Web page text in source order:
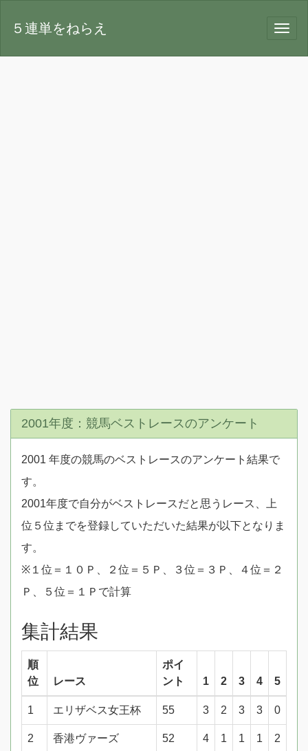
５連単をねらえ
2001年度：競馬ベストレースのアンケート
2001 年度の競馬のベストレースのアンケート結果で
す。
2001年度で自分がベストレースだと思うレース、上
位５位までを登録していただいた結果が以下となりま
す。
※１位＝１０Ｐ、２位＝５Ｐ、３位＝３Ｐ、４位＝２
Ｐ、５位＝１Ｐで計算
集計結果
順
位
レース
ポイ
ント
1 2 3 4 5
1 エリザベス女王杯 55 3 2 3 3 0
2 香港ヴァーズ 52 4 1 1 1 2